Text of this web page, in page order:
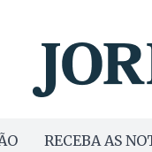
RECEBA AS